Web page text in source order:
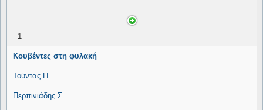
1
Κουβέντες στη φυλακή
Τούντας Π.
Περπινιάδης Σ.